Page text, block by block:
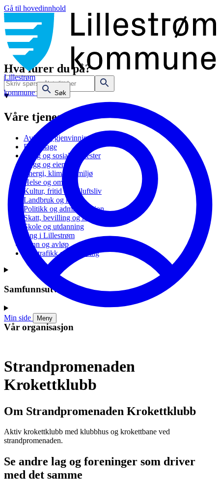
Gå til hovedinnhold
Lillestrøm
kommune
Søk
Min side Meny
Hva lurer du på?
Våre tjenester
Avfall og gjenvinning
Barnehage
Bolig og sosiale tjenester
Bygg og eiendom
Energi, klima og miljø
Helse og omsorg
Kultur, fritid og friluftsliv
Landbruk og natur
Politikk og administrasjon
Skatt, bevilling og næring
Skole og utdanning
Ung i Lillestrøm
Vann og avløp
Vei, trafikk og parkering
Samfunnsutvikling
Vår organisasjon
Strandpromenaden
Krokettklubb
Om Strandpromenaden Krokettklubb
Aktiv krokettklubb med klubbhus og krokettbane ved
strandpromenaden.
Se andre lag og foreninger som driver
med det samme